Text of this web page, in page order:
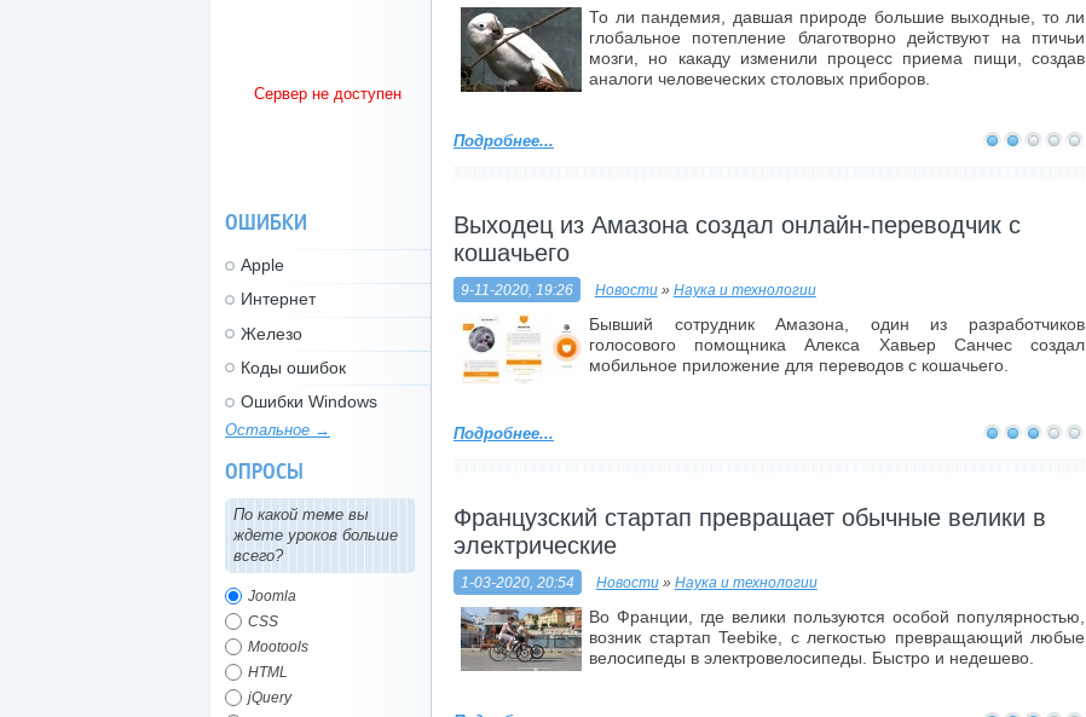
То ли пандемия, давшая природе большие выходные, то ли
глобальное потепление благотворно действуют на птичьи
мозги, но какаду изменили процесс приема пищи, создав
аналоги человеческих столовых приборов.
Подробнее...
Выходец из Амазона создал онлайн-переводчик с
кошачьего
9-11-2020, 19:26 Новости» Наука и технологии
Бывший сотрудник Амазона, один из разработчиков
голосового помощника Алекса Хавьер Санчес создал
мобильное приложение для переводов с кошачьего.
Подробнее...
Французский стартап превращает обычные велики в
электрические
1-03-2020, 20:54 Новости» Наука и технологии
Во Франции, где велики пользуются особой популярностью,
возник стартап Teebike, с легкостью превращающий любые
велосипеды в электровелосипеды. Быстро и недешево.
Сервер не доступен
ОШИБКИ
Apple
Интернет
Железо
Коды ошибок
Ошибки Windows
Остальное →
ОПРОСЫ
По какой теме вы
ждете уроков больше
всего?
Joomla
CSS
Mootools
HTML
jQuery